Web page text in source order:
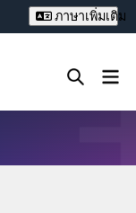
ภาษาเพิ่มเติม